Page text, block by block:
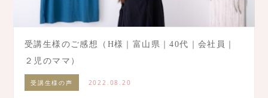
受講生様のご感想（H様｜富山県｜40代｜会社員｜
２児のママ）
受講生様の声 2022.08.20